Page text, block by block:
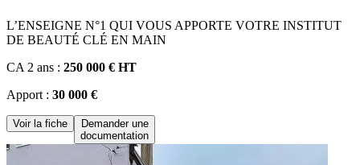
L’ENSEIGNE N°1 QUI VOUS APPORTE VOTRE INSTITUT
DE BEAUTÉ CLÉ EN MAIN
CA 2 ans : 250 000 € HT
Apport : 30 000 €
Voir la fiche
Demander une
documentation